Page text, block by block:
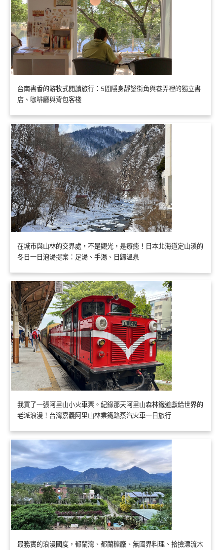
台南書香的游牧式閱讀旅行：5間隱身靜謐街角與巷弄裡的獨立書
店、咖啡廳與背包客棧
在城市與山林的交界處，不是觀光，是療癒！日本北海道定山溪的
冬日一日泡湯提案：足湯、手湯、日歸溫泉
我買了一張阿里山小火車票。紀錄那天阿里山森林鐵道獻給世界的
老派浪漫！台灣嘉義阿里山林業鐵路蒸汽火車一日旅行
最務實的浪漫國度，都蘭灣、都蘭糖廠、無國界料理、拾撿漂流木